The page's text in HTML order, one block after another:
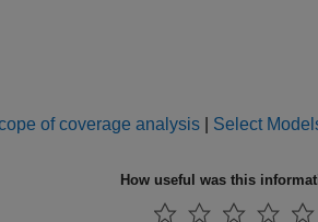
of coverage analysis Select
How useful was this